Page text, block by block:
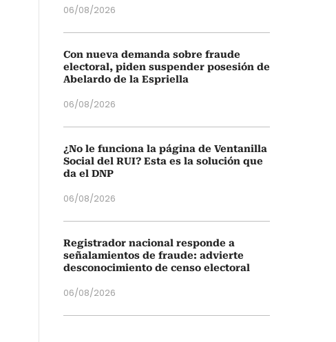
06/08/2026
Con nueva demanda sobre fraude
electoral, piden suspender posesión de
Abelardo de la Espriella
06/08/2026
¿No le funciona la página de Ventanilla
Social del RUI? Esta es la solución que
da el DNP
06/08/2026
Registrador nacional responde a
señalamientos de fraude: advierte
desconocimiento de censo electoral
06/08/2026